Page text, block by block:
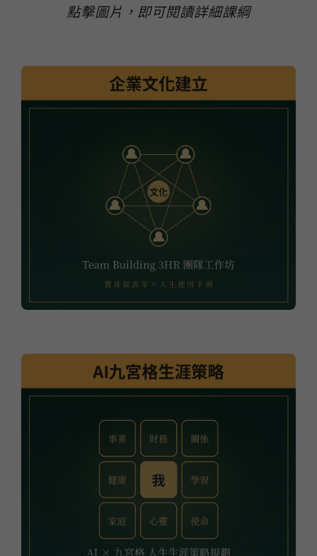
點擊圖片，即可閱讀詳細課綱